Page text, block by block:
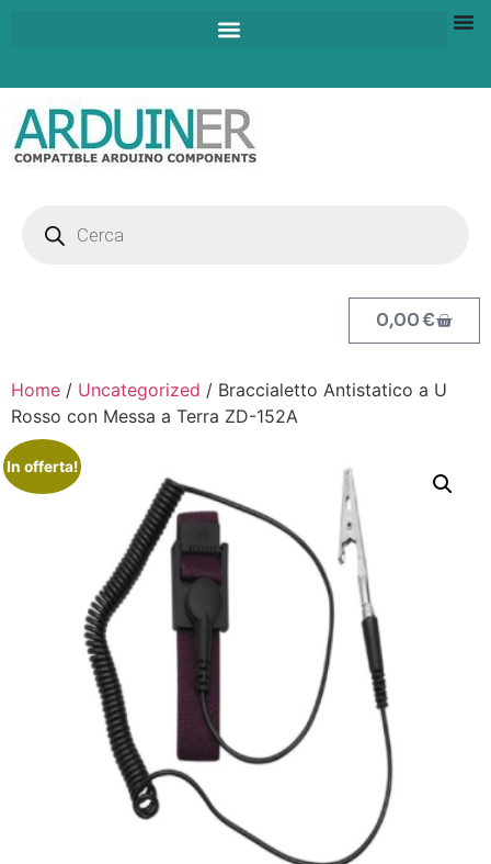
0,00€
Home / Uncategorized / Braccialetto Antistatico a U
Rosso con Messa a Terra ZD-152A
In offerta!